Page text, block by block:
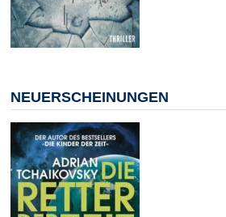
NEUERSCHEINUNGEN